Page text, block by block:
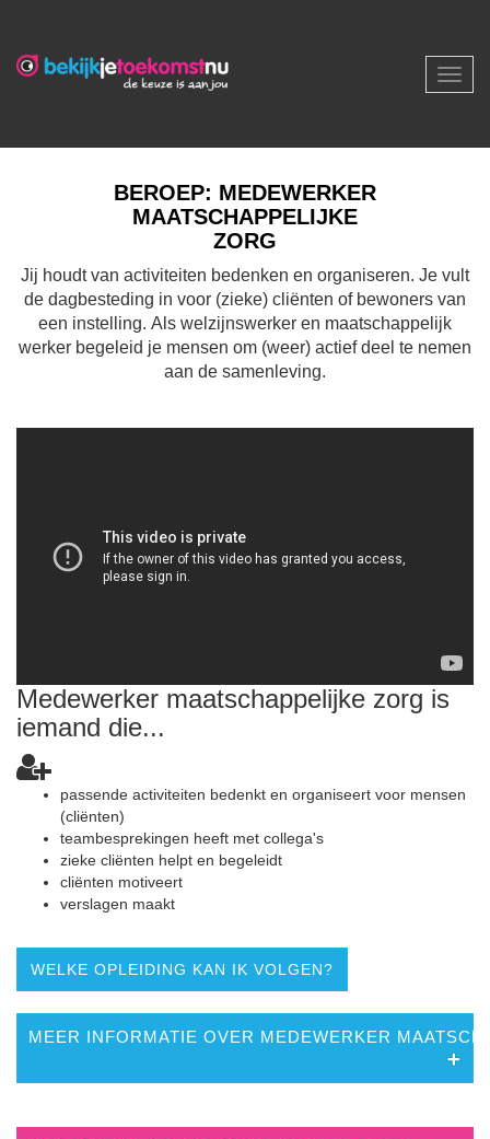
BEROEP: MEDEWERKER
MAATSCHAPPELIJKE
ZORG
Jij houdt van activiteiten bedenken en organiseren. Je vult
de dagbesteding in voor (zieke) cliënten of bewoners van
een instelling. Als welzijnswerker en maatschappelijk
werker begeleid je mensen om (weer) actief deel te nemen
aan de samenleving.
Medewerker maatschappelijke zorg is
iemand die...
passende activiteiten bedenkt en organiseert voor mensen
(cliënten)
teambesprekingen heeft met collega's
zieke cliënten helpt en begeleidt
cliënten motiveert
verslagen maakt
WELKE OPLEIDING KAN IK VOLGEN?
MEER INFORMATIE OVER